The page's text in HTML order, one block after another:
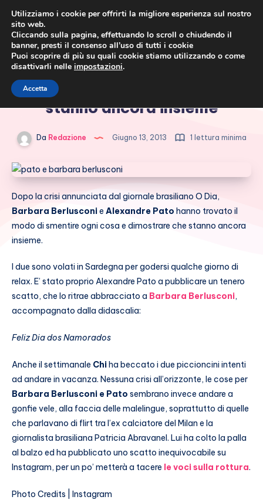
Barbara Berlusconi e Pato
stanno ancora insieme
Da Redazione Giugno 13, 2013 1 lettura minima
Dopo la crisi annunciata dal giornale brasiliano O Dia,
Barbara Berlusconie Alexandre Pato hanno trovato il
modo di smentire ogni cosa e dimostrare che stanno ancora
insieme.
I due sono volati in Sardegna per godersi qualche giorno di
relax. E’ stato proprio Alexandre Pato a pubblicare un tenero
scatto, che lo ritrae abbracciato a Barbara Berlusconi,
accompagnato dalla didascalia:
Feliz Dia dos Namorados
Anche il settimanale Chiha beccato i due piccioncini intenti
ad andare in vacanza. Nessuna crisi all’orizzonte, le cose per
Barbara Berlusconi e Pato sembrano invece andare a
gonfie vele, alla faccia delle malelingue, soprattutto di quelle
che parlavano di flirt tra l’ex calciatore del Milan e la
giornalista brasiliana Patricia Abravanel. Lui ha colto la palla
al balzo ed ha pubblicato uno scatto inequivocabile su
Instagram, per un po’ metterà a tacere le voci sulla rottura.
Photo Credits | Instagram
Utilizziamo i cookie per offrirti la migliore esperienza sul nostro
sito web.
Cliccando sulla pagina, effettuando lo scroll o chiudendo il
banner, presti il consenso all’uso di tutti i cookie
Puoi scoprire di più su quali cookie stiamo utilizzando o come
disattivarli nelle impostazioni.
Accetta